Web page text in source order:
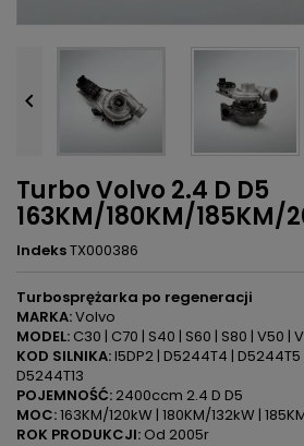

Turbo Volvo 2.4 D D5
163KM/180KM/185KM/
IndeksTX000386
Turbosprężarka po regeneracji
MARKA:Volvo
MODEL: C30 | C70 | S40 | S60 | S80 | V50 |
KOD SILNIKA:I5DP2 | D5244T4 |
D5244T13
POJEMNOŚĆ: 2400ccm 2.4 D D5
MOC:163KM/120kW | 180KM/132kW |
ROK PRODUKCJI: Od 2005r